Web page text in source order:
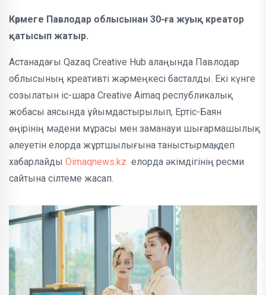
Көрмеге Павлодар облысынан 30-ға жуық креатор
қатысып жатыр.
Астанадағы Qazaq Creative Hub алаңында Павлодар
облысының креативті жәрмеңкесі басталды. Екі күнге
созылатын іс-шара Creative Aimaq республикалық
жобасы аясында ұйымдастырылып, Ертіс-Баян
өңірінің мәдени мұрасы мен заманауи шығармашылық
әлеуетін елорда жұртшылығына таныстырмақ, деп
хабарлайды Oimaqnews.kz елорда әкімдігінің ресми
сайтына сілтеме жасап.